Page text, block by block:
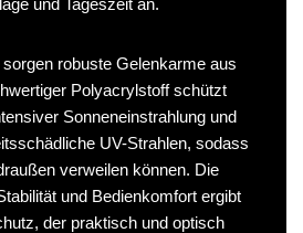
robuste Gelenkarme aus
Polyacrylstoff schützt
Sonneneinstrahlung und
UV-Strahlen, sodass
verweilen können. Die
und Bedienkomfort ergibt
der praktisch und optisch